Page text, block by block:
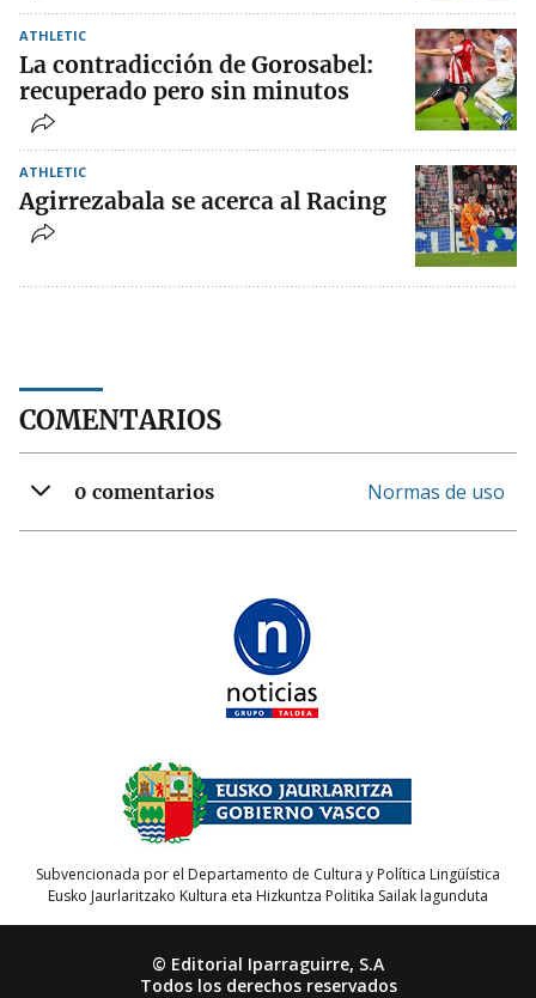
ATHLETIC
La contradicción de Gorosabel:
recuperado pero sin minutos
ATHLETIC
Agirrezabala se acerca al Racing
COMENTARIOS
0 comentarios Normas de uso
Subvencionada por el Departamento de Cultura y Política Lingüística
Eusko Jaurlaritzako Kultura eta Hizkuntza Politika Sailak lagunduta
© Editorial Iparraguirre, S.A
Todos los derechos reservados